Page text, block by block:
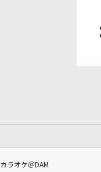
カラオケ＠DAM